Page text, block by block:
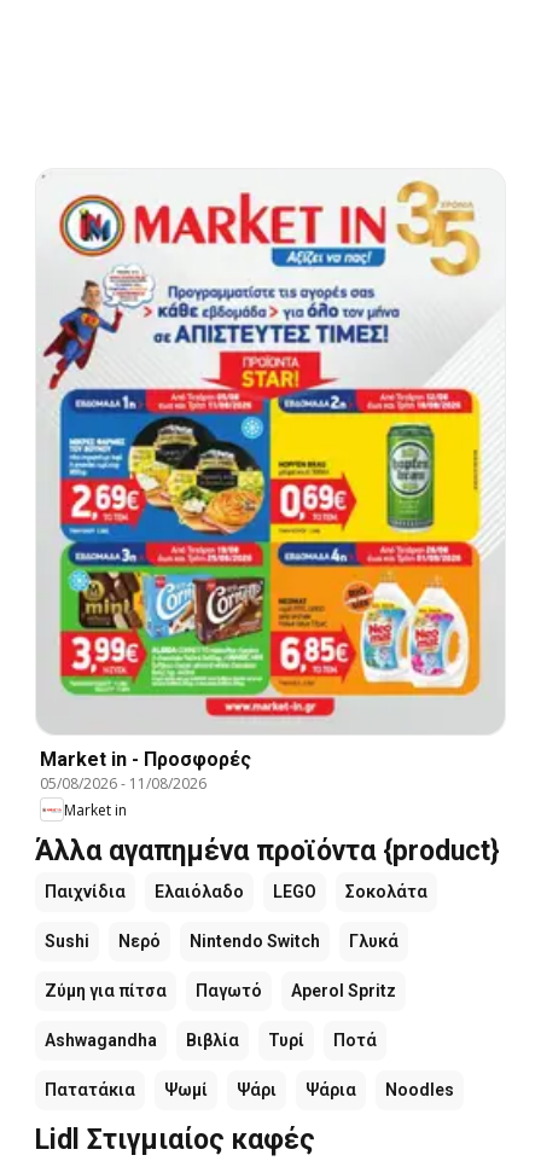
Market in - Προσφορές
05/08/2026- 11/08/2026
Market in
Άλλα αγαπημένα προϊόντα {product}
Παιχνίδια Ελαιόλαδο LEGO Σοκολάτα
Sushi Νερό Nintendo Switch Γλυκά
Ζύμη για πίτσα Παγωτό Aperol Spritz
Ashwagandha Βιβλία Τυρί Ποτά
Πατατάκια Ψωμί Ψάρι Ψάρια Noodles
Lidl Στιγμιαίος καφές